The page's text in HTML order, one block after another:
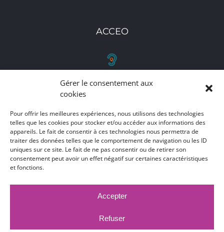
Gérer le consentement aux
cookies
Pour offrir les meilleures expériences, nous utilisons des technologies
telles que les cookies pour stocker et/ou accéder aux informations des
appareils. Le fait de consentir à ces technologies nous permettra de
traiter des données telles que le comportement de navigation ou les ID
uniques sur ce site. Le fait de ne pas consentir ou de retirer son
consentement peut avoir un effet négatif sur certaines caractéristiques
et fonctions.
Accepter
Refuser
ACCEO
RETROUVEZ-NOUS
Toutes nos adresses, coordonnées et horaires
d'ouverture
CLIQUEZ ICI
PUBLICATIONS LÉGALES